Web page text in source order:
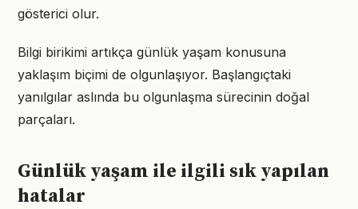
gösterici olur.
Bilgi birikimi artıkça günlük yaşam konusuna
yaklaşım biçimi de olgunlaşıyor. Başlangıçtaki
yanılgılar aslında bu olgunlaşma sürecinin doğal
parçaları.
Günlük yaşam ile ilgili sık yapılan
hatalar